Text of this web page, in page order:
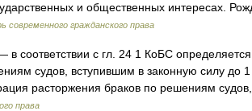
и общественных интересах.
современного гражданского права
в соответствии с гл. 24 1 КоБС
судов, вступившим в законную силу до
расторжения браков по решениям
права